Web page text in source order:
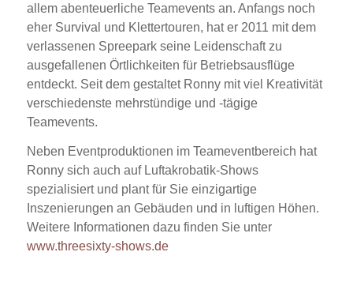
allem abenteuerliche Teamevents an. Anfangs noch
eher Survival und Klettertouren, hat er 2011 mit dem
verlassenen Spreepark seine Leidenschaft zu
ausgefallenen Örtlichkeiten für Betriebsausflüge
entdeckt. Seit dem gestaltet Ronny mit viel Kreativität
verschiedenste mehrstündige und -tägige
Teamevents.
Neben Eventproduktionen im Teameventbereich hat
Ronny sich auch auf Luftakrobatik-Shows
spezialisiert und plant für Sie einzigartige
Inszenierungen an Gebäuden und in luftigen Höhen.
Weitere Informationen dazu finden Sie unter
www.threesixty-shows.de